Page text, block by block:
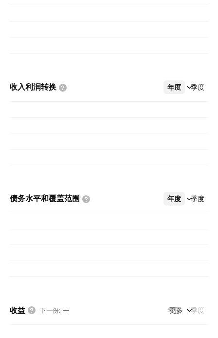
收入利润转换 年度 季度
更多
债务水平和覆盖范围 年度 季度
更多
收益 下一份: — 年度 季度
更多